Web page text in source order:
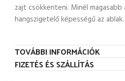
zajt csökkenteni. Minél
hangszigetelő képességű az ablak.
TOVÁBBI INFORMÁCIÓK
FIZETÉS ÉS SZÁLLÍTÁS